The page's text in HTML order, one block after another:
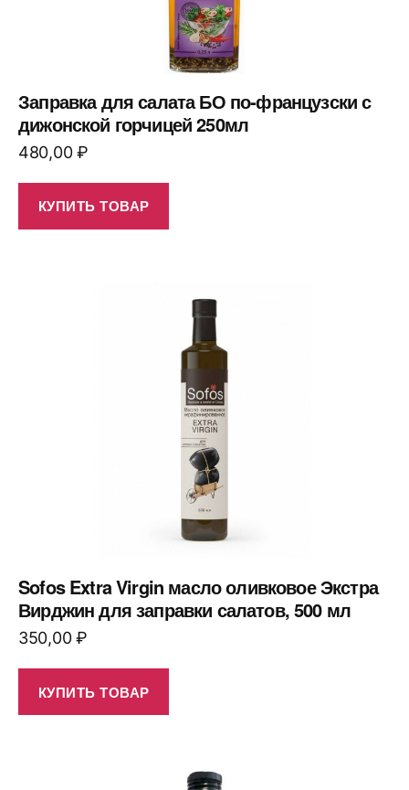
Заправка для салата БО по-французски с
дижонской горчицей 250мл
480,00₽
КУПИТЬ ТОВАР
Sofos Extra Virgin масло оливковое Экстра
Вирджин для заправки салатов, 500 мл
350,00₽
КУПИТЬ ТОВАР